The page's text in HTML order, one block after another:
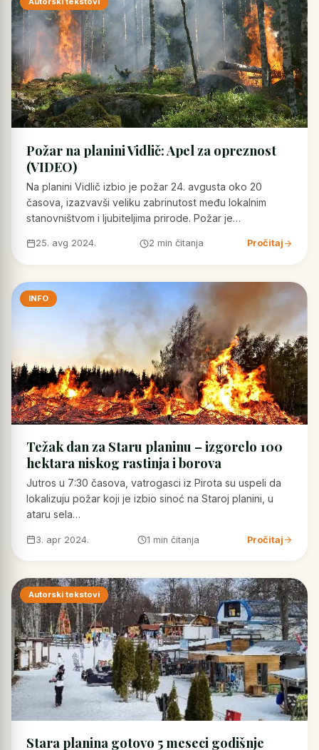
Požar na planini Vidlič: Apel za opreznost
(VIDEO)
Na planini Vidlič izbio je požar 24. avgusta oko 20
časova, izazvavši veliku zabrinutost među lokalnim
stanovništvom i ljubiteljima prirode. Požar je…
25. avg 2024. 2 min čitanja Pročitaj
INFO
Težak dan za Staru planinu – izgorelo 100
hektara niskog rastinja i borova
Jutros u 7:30 časova, vatrogasci iz Pirota su uspeli da
lokalizuju požar koji je izbio sinoć na Staroj planini, u
ataru sela…
3. apr 2024. 1 min čitanja Pročitaj
Autorski tekstovi
Stara planina gotovo 5 meseci godišnje